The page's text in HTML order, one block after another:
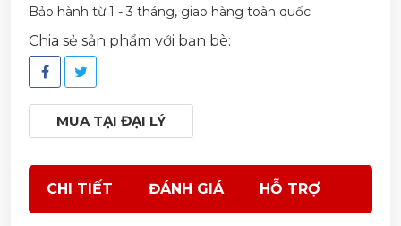
Bảo hành từ 1 - 3 tháng, giao hàng toàn quốc
Chia sẻ sản phẩm với bạn bè:
MUA TẠI ĐẠI LÝ
CHI TIẾT ĐÁNH GIÁ HỖ TRỢ